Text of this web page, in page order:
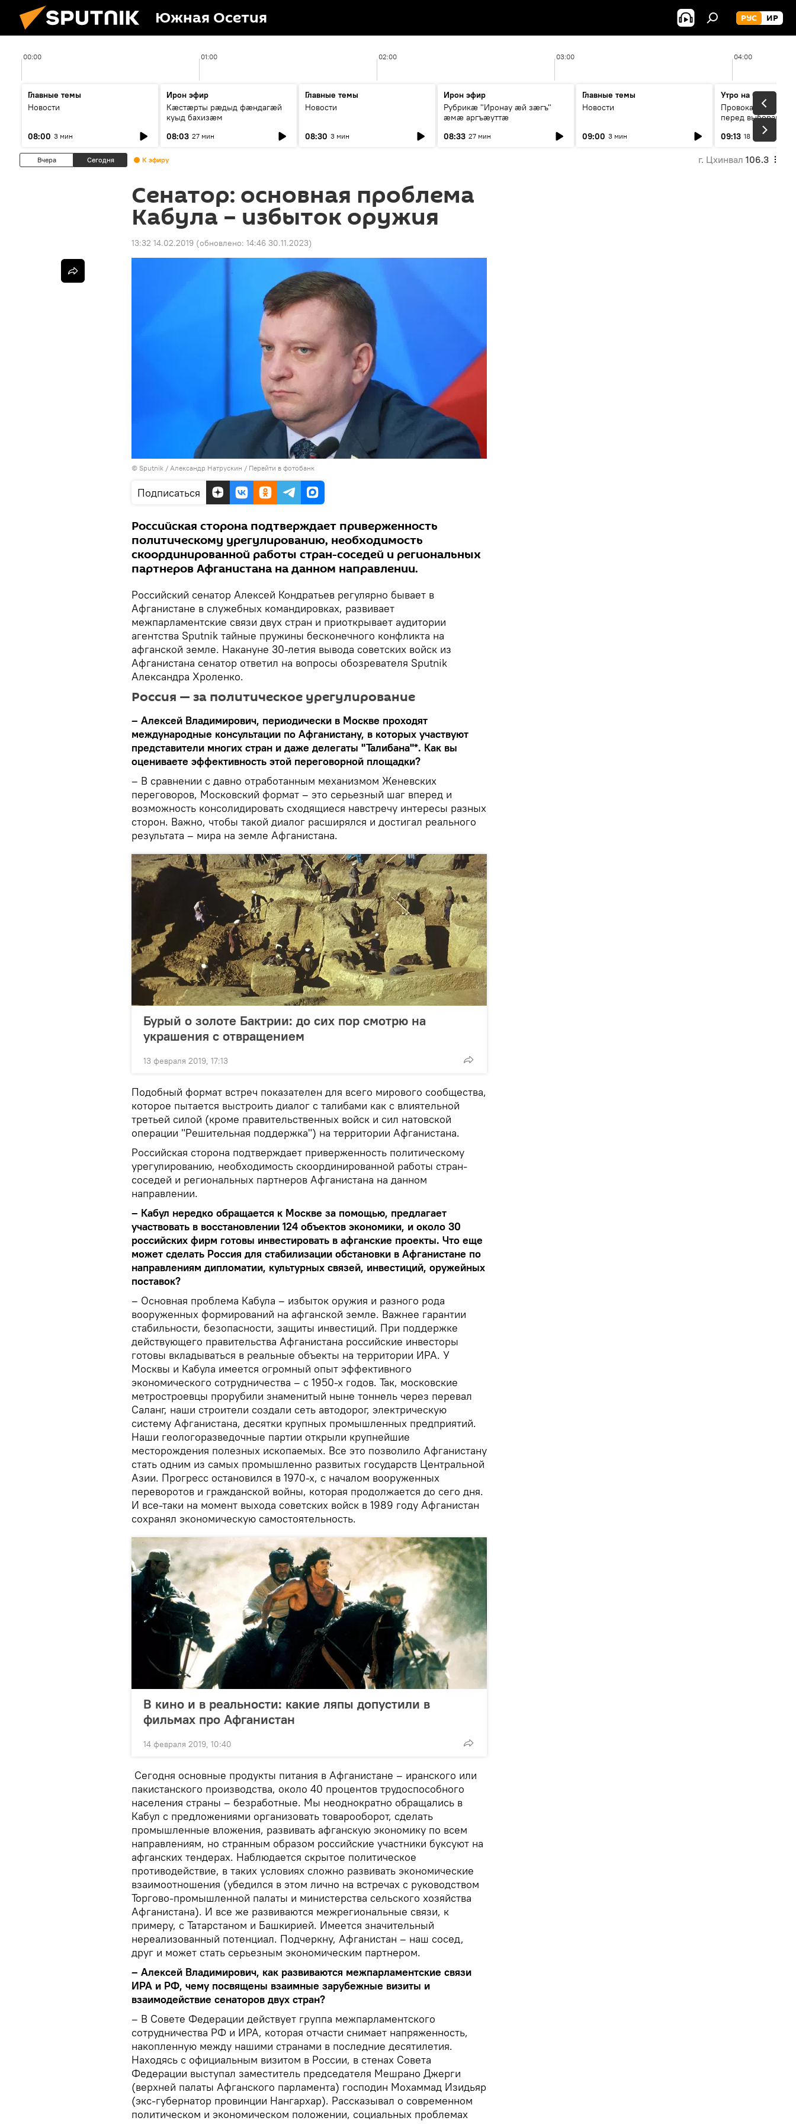
Южная Осетия РУС ИР
00:00 01:00 02:00 03:00 04:00
Главные темы
Новости
08:00 3 мин
Ирон эфир
Кæстæрты рæдыд фæндагæй
куыд бахизæм
08:03 27 мин
Главные темы
Новости
08:30 3 мин
Ирон эфир
Рубрикæ "Иронау ӕй зӕгъ"
ӕмӕ аргъӕуттӕ
08:33 27 мин
Главные темы
Новости
09:00 3 мин
Утро на Спутнике
Провокации со
перед выборами в
09:13 18 мин
Вчера Сегодня К эфиру г. Цхинвал 106.3
Сенатор: основная проблема
Кабула – избыток оружия
13:32 14.02.2019 (обновлено: 14:46 30.11.2023)
© Sputnik / Александр Натрускин / Перейти в фотобанк
Подписаться
Российская сторона подтверждает приверженность
политическому урегулированию, необходимость
скоординированной работы стран-соседей и региональных
партнеров Афганистана на данном направлении.
Российский сенатор Алексей Кондратьев регулярно бывает в
Афганистане в служебных командировках, развивает
межпарламентские связи двух стран и приоткрывает аудитории
агентства Sputnik тайные пружины бесконечного конфликта на
афганской земле. Накануне 30-летия вывода советских войск из
Афганистана сенатор ответил на вопросы обозревателя Sputnik
Александра Хроленко.
Россия — за политическое урегулирование
– Алексей Владимирович, периодически в Москве проходят
международные консультации по Афганистану, в которых участвуют
представители многих стран и даже делегаты "Талибана"*. Как вы
оцениваете эффективность этой переговорной площадки?
– В сравнении с давно отработанным механизмом Женевских
переговоров, Московский формат – это серьезный шаг вперед и
возможность консолидировать сходящиеся навстречу интересы разных
сторон. Важно, чтобы такой диалог расширялся и достигал реального
результата – мира на земле Афганистана.
Бурый о золоте Бактрии: до сих пор смотрю на
украшения с отвращением
13 февраля 2019, 17:13
Подобный формат встреч показателен для всего мирового сообщества,
которое пытается выстроить диалог с талибами как с влиятельной
третьей силой (кроме правительственных войск и сил натовской
операции "Решительная поддержка") на территории Афганистана.
Российская сторона подтверждает приверженность политическому
урегулированию, необходимость скоординированной работы стран-
соседей и региональных партнеров Афганистана на данном
направлении.
– Кабул нередко обращается к Москве за помощью, предлагает
участвовать в восстановлении 124 объектов экономики, и около 30
российских фирм готовы инвестировать в афганские проекты. Что еще
может сделать Россия для стабилизации обстановки в Афганистане по
направлениям дипломатии, культурных связей, инвестиций, оружейных
поставок?
– Основная проблема Кабула – избыток оружия и разного рода
вооруженных формирований на афганской земле. Важнее гарантии
стабильности, безопасности, защиты инвестиций. При поддержке
действующего правительства Афганистана российские инвесторы
готовы вкладываться в реальные объекты на территории ИРА. У
Москвы и Кабула имеется огромный опыт эффективного
экономического сотрудничества – с 1950-х годов. Так, московские
метростроевцы прорубили знаменитый ныне тоннель через перевал
Саланг, наши строители создали сеть автодорог, электрическую
систему Афганистана, десятки крупных промышленных предприятий.
Наши геологоразведочные партии открыли крупнейшие
месторождения полезных ископаемых. Все это позволило Афганистану
стать одним из самых промышленно развитых государств Центральной
Азии. Прогресс остановился в 1970-х, с началом вооруженных
переворотов и гражданской войны, которая продолжается до сего дня.
И все-таки на момент выхода советских войск в 1989 году Афганистан
сохранял экономическую самостоятельность.
В кино и в реальности: какие ляпы допустили в
фильмах про Афганистан
14 февраля 2019, 10:40
Сегодня основные продукты питания в Афганистане – иранского или
пакистанского производства, около 40 процентов трудоспособного
населения страны – безработные. Мы неоднократно обращались в
Кабул с предложениями организовать товарооборот, сделать
промышленные вложения, развивать афганскую экономику по всем
направлениям, но странным образом российские участники буксуют на
афганских тендерах. Наблюдается скрытое политическое
противодействие, в таких условиях сложно развивать экономические
взаимоотношения (убедился в этом лично на встречах с руководством
Торгово-промышленной палаты и министерства сельского хозяйства
Афганистана). И все же развиваются межрегиональные связи, к
примеру, с Татарстаном и Башкирией. Имеется значительный
нереализованный потенциал. Подчеркну, Афганистан – наш сосед,
друг и может стать серьезным экономическим партнером.
– Алексей Владимирович, как развиваются межпарламентские связи
ИРА и РФ, чему посвящены взаимные зарубежные визиты и
взаимодействие сенаторов двух стран?
– В Совете Федерации действует группа межпарламентского
сотрудничества РФ и ИРА, которая отчасти снимает напряженность,
накопленную между нашими странами в последние десятилетия.
Находясь с официальным визитом в России, в стенах Совета
Федерации выступал заместитель председателя Мешрано Джерги
(верхней палаты Афганского парламента) господин Мохаммад Изидьяр
(экс-губернатор провинции Нангархар). Рассказывал о современном
политическом и экономическом положении, социальных проблемах